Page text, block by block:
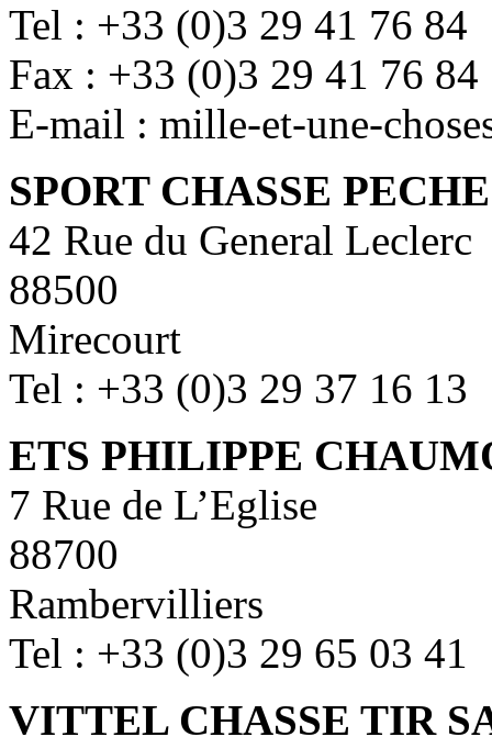
Tel : +33 (0)3 29 41 76 84
Fax : +33 (0)3 29 41 76 84
E-mail : mille-et-une-
SPORT CHASSE
42 Rue du General Leclerc
88500
Mirecourt
Tel : +33 (0)3 29 37 16 13
ETS PHILIPPE
7 Rue de L’Eglise
88700
Rambervilliers
Tel : +33 (0)3 29 65 03 41
VITTEL CHASSE TIR